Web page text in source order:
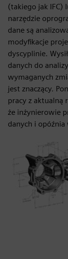
(takiego jak IFC)
narzędzie
dane są
modyfikacje
dyscyplinie.
danych do
wymaganych
jest znaczący.
pracy z aktualną
że inżynierowie
danych i opóźnia